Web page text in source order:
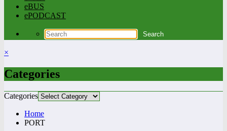
eBUS
ePODCAST
×
Categories
Categories
Home
PORT